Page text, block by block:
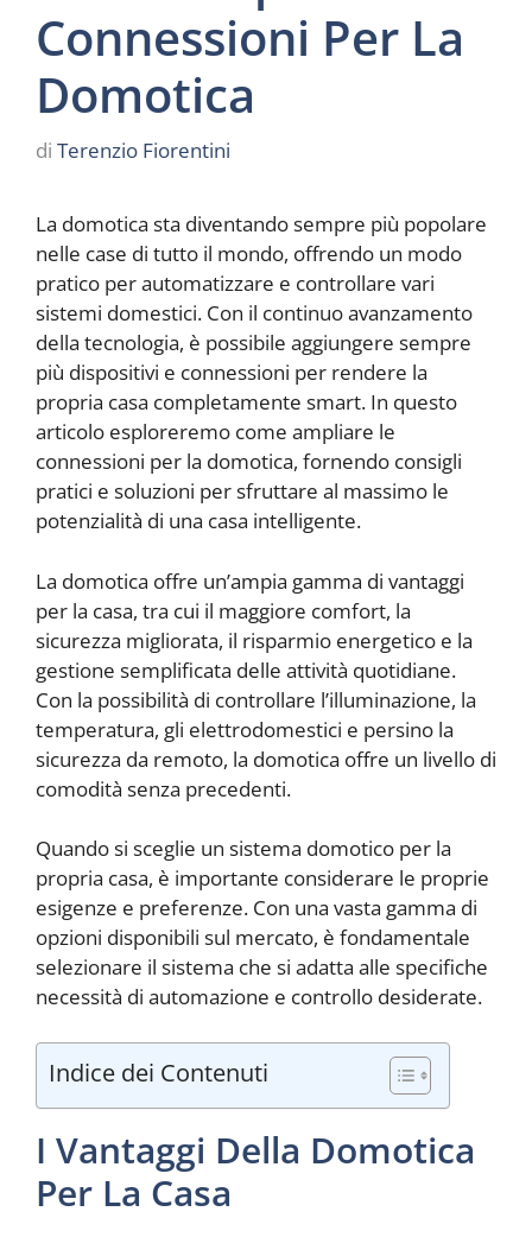
Connessioni Per La
Domotica
di Terenzio Fiorentini
La domotica sta diventando sempre più popolare
nelle case di tutto il mondo, offrendo un modo
pratico per automatizzare e controllare vari
sistemi domestici. Con il continuo avanzamento
della tecnologia, è possibile aggiungere sempre
più dispositivi e connessioni per rendere la
propria casa completamente smart. In questo
articolo esploreremo come ampliare le
connessioni per la domotica, fornendo consigli
pratici e soluzioni per sfruttare al massimo le
potenzialità di una casa intelligente.
La domotica offre un’ampia gamma di vantaggi
per la casa, tra cui il maggiore comfort, la
sicurezza migliorata, il risparmio energetico e la
gestione semplificata delle attività quotidiane.
Con la possibilità di controllare l’illuminazione, la
temperatura, gli elettrodomestici e persino la
sicurezza da remoto, la domotica offre un livello di
comodità senza precedenti.
Quando si sceglie un sistema domotico per la
propria casa, è importante considerare le proprie
esigenze e preferenze. Con una vasta gamma di
opzioni disponibili sul mercato, è fondamentale
selezionare il sistema che si adatta alle specifiche
necessità di automazione e controllo desiderate.
Indice dei Contenuti
I Vantaggi Della Domotica
Per La Casa